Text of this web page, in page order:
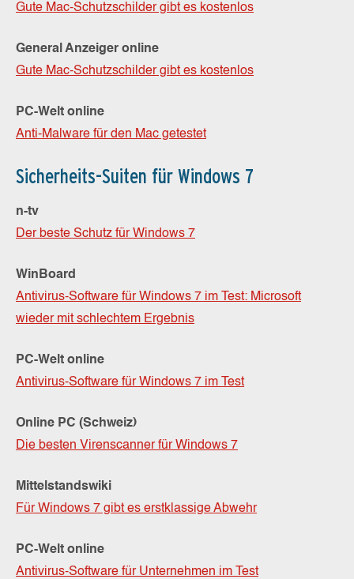
Gute Mac-Schutzschilder gibt es kostenlos
General Anzeiger online
Gute Mac-Schutzschilder gibt es kostenlos
PC-Welt online
Anti-Malware für den Mac getestet
Sicherheits-Suiten für Windows 7
n-tv
Der beste Schutz für Windows 7
WinBoard
Antivirus-Software für Windows 7 im Test: Microsoft
wieder mit schlechtem Ergebnis
PC-Welt online
Antivirus-Software für Windows 7 im Test
Online PC (Schweiz)
Die besten Virenscanner für Windows 7
Mittelstandswiki
Für Windows 7 gibt es erstklassige Abwehr
PC-Welt online
Antivirus-Software für Unternehmen im Test